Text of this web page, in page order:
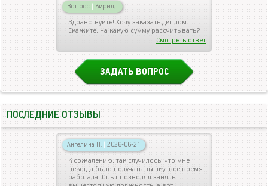
Вопрос | Кирилл
Здравствуйте! Хочу заказать диплом.
Скажите, на какую сумму рассчитывать?
Смотреть ответ
ЗАДАТЬ ВОПРОС
ПОСЛЕДНИЕ ОТЗЫВЫ
Ангелина П. | 2026-06-21
К сожалению, так случилось, что мне
некогда было получать вышку: все время
работала. Опыт позволял занять